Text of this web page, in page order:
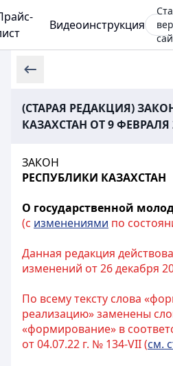
Видеоинструкция
(СТАРАЯ РЕДАКЦИЯ)
КАЗАХСТАН ОТ 9 ФЕВРАЛЯ
ЗАКОН
РЕСПУБЛИКИ КАЗАХСТАН
О государственной
(с изменениями по
Данная редакция
изменений от 26 декабря
По всему тексту слова
реализацию» заменены
«формирование» в
от 04.07.22 г. № 134-VII (см.